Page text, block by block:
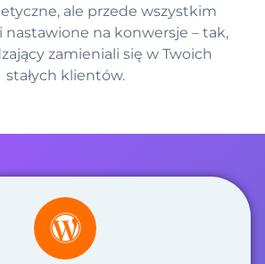
ale przede wszystkim
na konwersje – tak,
zamieniali się w Twoich
stałych klientów.